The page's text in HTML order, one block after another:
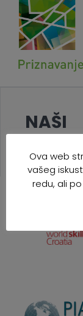
NAŠI
Ova web
vašeg
redu, ali